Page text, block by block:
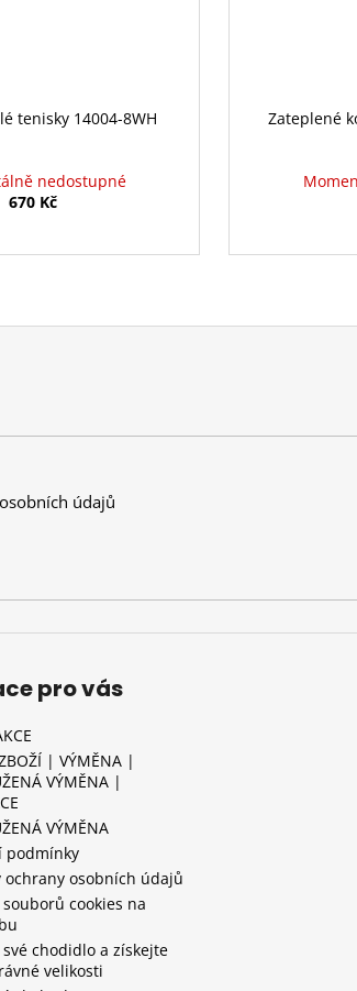
tenisky 14004-8WH
nedostupné
670 Kč
Zateplené
údajů
pro vás
| VÝMĚNA |
VÝMĚNA |
VÝMĚNA
podmínky
ochrany osobních údajů
cookies na
chodidlo a získejte
velikosti